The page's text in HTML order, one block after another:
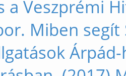
a Veszprémi
Miben